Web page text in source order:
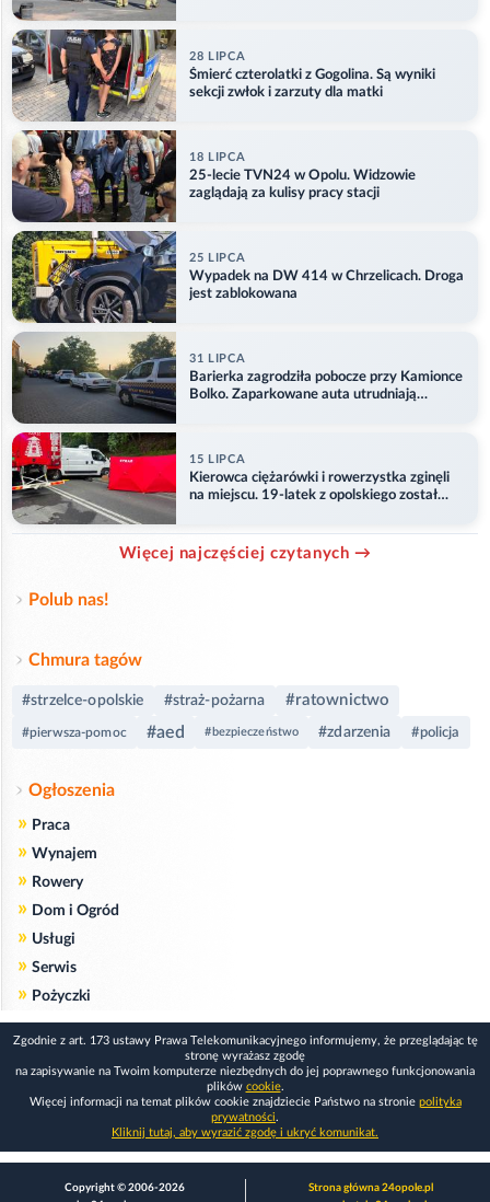
28 LIPCA
Śmierć czterolatki z Gogolina. Są wyniki
sekcji zwłok i zarzuty dla matki
18 LIPCA
25-lecie TVN24 w Opolu. Widzowie
zaglądają za kulisy pracy stacji
25 LIPCA
Wypadek na DW 414 w Chrzelicach. Droga
jest zablokowana
31 LIPCA
Barierka zagrodziła pobocze przy Kamionce
Bolko. Zaparkowane auta utrudniają
15 LIPCA
Kierowca ciężarówki i rowerzystka zginęli
na miejscu. 19-latek z opolskiego został
Więcej najczęściej czytanych →
Polub nas!
Chmura tagów
#strzelce-opolskie #straż-pożarna #ratownictwo
#pierwsza-pomoc #aed #bezpieczeństwo #zdarzenia #policja
Ogłoszenia
» Praca
» Wynajem
» Rowery
» Dom i Ogród
» Usługi
» Serwis
» Pożyczki
Zgodnie z art. 173 ustawy Prawa Telekomunikacyjnego informujemy, że przeglądając tę
stronę wyrażasz zgodę
na zapisywanie na Twoim komputerze niezbędnych do jej poprawnego funkcjonowania
plików cookie.
Więcej informacji na temat plików cookie znajdziecie Państwo na stronie polityka
prywatności.
Kliknij tutaj, aby wyrazić zgodę i ukryć komunikat.
Copyright © 2006-2026
Strona główna 24opole.pl